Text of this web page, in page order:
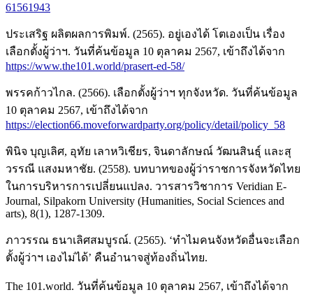
61561943
ประเสริฐ ผลิตผลการพิมพ์. (2565). อยู่เองได้ โตเองเป็น เรื่อง
เลือกตั้งผู้ว่าฯ. วันที่ค้นข้อมูล 10 ตุลาคม 2567, เข้าถึงได้จาก
https://www.the101.world/prasert-ed-58/
พรรคก้าวไกล. (2566). เลือกตั้งผู้ว่าฯ ทุกจังหวัด. วันที่ค้นข้อมูล
10 ตุลาคม 2567, เข้าถึงได้จาก
https://election66.moveforwardparty.org/policy/detail/policy_58
พินิจ บุญเลิศ, อุทัย เลาหวิเชียร, จินดาลักษณ์ วัฒนสินธุ์ และสุ
วรรณี แสงมหาชัย. (2558). บทบาทของผู้ว่าราชการจังหวัดไทย
ในการบริหารการเปลี่ยนแปลง. วารสารวิชาการ Veridian E-
Journal, Silpakorn University (Humanities, Social Sciences and
arts), 8(1), 1287-1309.
ภาวรรณ ธนาเลิศสมบูรณ์. (2565). ‘ทำไมคนจังหวัดอื่นจะเลือก
ตั้งผู้ว่าฯ เองไม่ได้’ คืนอำนาจสู่ท้องถิ่นไทย.
The 101.world. วันที่ค้นข้อมูล 10 ตุลาคม 2567, เข้าถึงได้จาก